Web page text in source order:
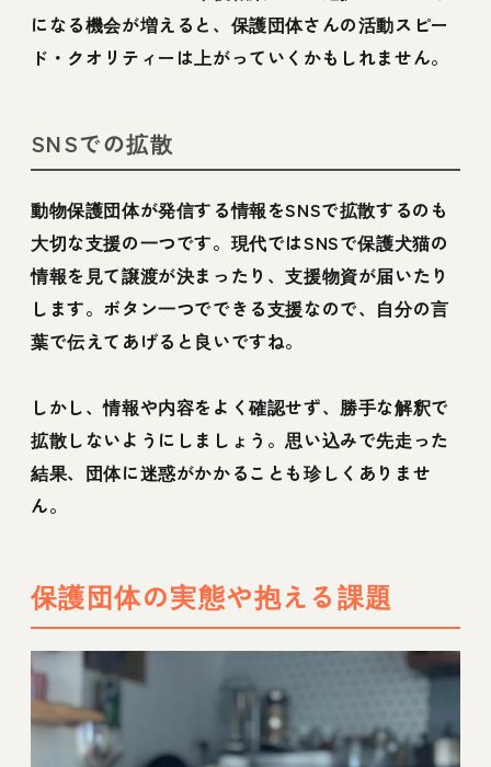
になる機会が増えると、保護団体さんの活動スピー
ド・クオリティーは上がっていくかもしれません。
SNSでの拡散
動物保護団体が発信する情報をSNSで拡散するのも
大切な支援の一つです。現代ではSNSで保護犬猫の
情報を見て譲渡が決まったり、支援物資が届いたり
します。ボタン一つでできる支援なので、自分の言
葉で伝えてあげると良いですね。
しかし、情報や内容をよく確認せず、勝手な解釈で
拡散しないようにしましょう。思い込みで先走った
結果、団体に迷惑がかかることも珍しくありませ
ん。
保護団体の実態や抱える課題